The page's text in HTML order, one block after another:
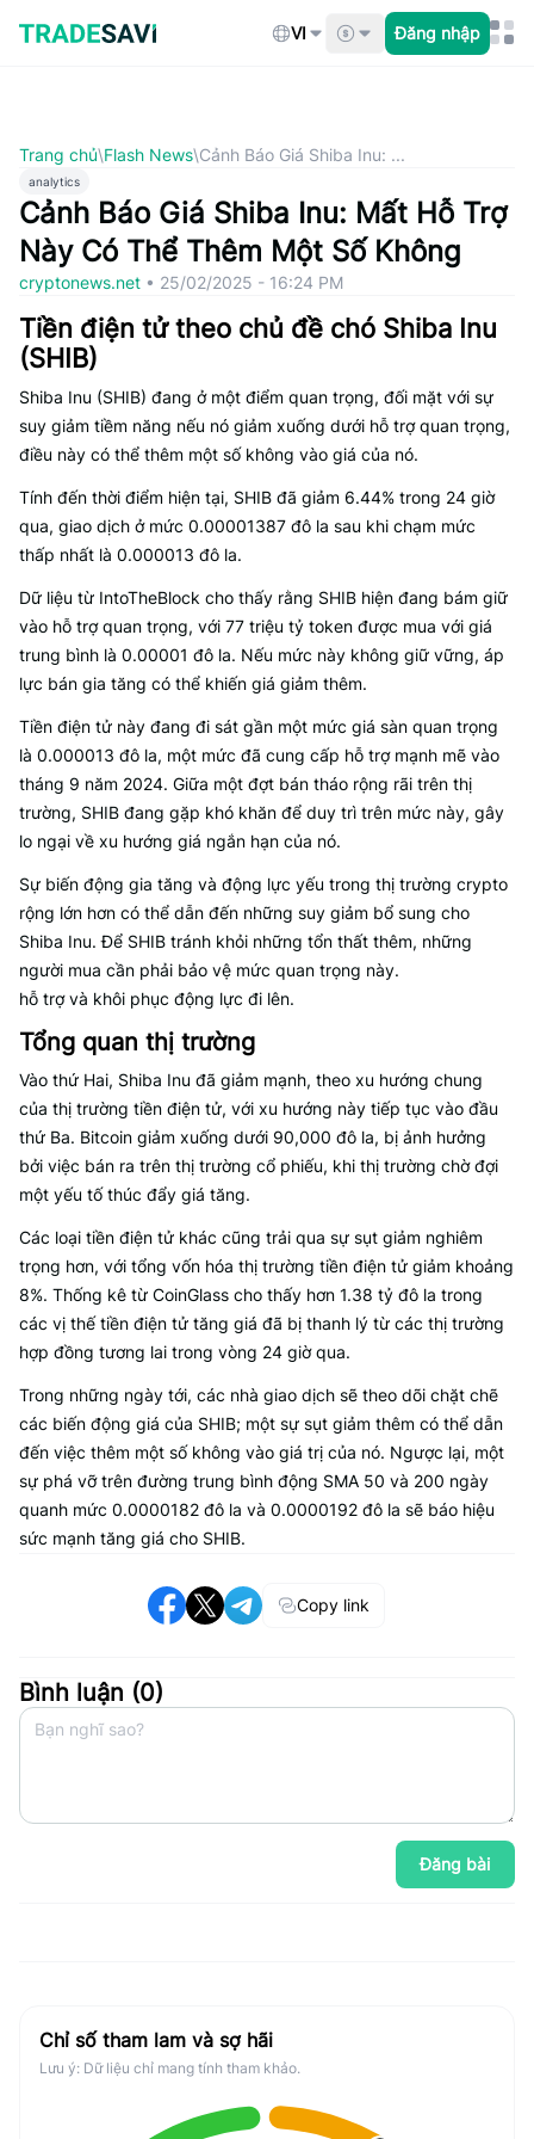
qua
nội
VI Đăng nhập
Trang chủ\Flash News\Cảnh Báo Giá Shiba Inu: ...
analytics
Cảnh Báo Giá Shiba Inu: Mất Hỗ Trợ
Này Có Thể Thêm Một Số Không
cryptonews.net • 25/02/2025 - 16:24 PM
Tiền điện tử theo chủ đề chó Shiba Inu
(SHIB)
Shiba Inu (SHIB) đang ở một điểm quan trọng, đối mặt với sự
suy giảm tiềm năng nếu nó giảm xuống dưới hỗ trợ quan trọng,
điều này có thể thêm một số không vào giá của nó.
Tính đến thời điểm hiện tại, SHIB đã giảm 6.44% trong 24 giờ
qua, giao dịch ở mức 0.00001387 đô la sau khi chạm mức
thấp nhất là 0.000013 đô la.
Dữ liệu từ IntoTheBlock cho thấy rằng SHIB hiện đang bám giữ
vào hỗ trợ quan trọng, với 77 triệu tỷ token được mua với giá
trung bình là 0.00001 đô la. Nếu mức này không giữ vững, áp
lực bán gia tăng có thể khiến giá giảm thêm.
Tiền điện tử này đang đi sát gần một mức giá sàn quan trọng
là 0.000013 đô la, một mức đã cung cấp hỗ trợ mạnh mẽ vào
tháng 9 năm 2024. Giữa một đợt bán tháo rộng rãi trên thị
trường, SHIB đang gặp khó khăn để duy trì trên mức này, gây
lo ngại về xu hướng giá ngắn hạn của nó.
Sự biến động gia tăng và động lực yếu trong thị trường crypto
rộng lớn hơn có thể dẫn đến những suy giảm bổ sung cho
Shiba Inu. Để SHIB tránh khỏi những tổn thất thêm, những
người mua cần phải bảo vệ mức quan trọng này.
hỗ trợ và khôi phục động lực đi lên.
Tổng quan thị trường
Vào thứ Hai, Shiba Inu đã giảm mạnh, theo xu hướng chung
của thị trường tiền điện tử, với xu hướng này tiếp tục vào đầu
thứ Ba. Bitcoin giảm xuống dưới 90,000 đô la, bị ảnh hưởng
bởi việc bán ra trên thị trường cổ phiếu, khi thị trường chờ đợi
một yếu tố thúc đẩy giá tăng.
Các loại tiền điện tử khác cũng trải qua sự sụt giảm nghiêm
trọng hơn, với tổng vốn hóa thị trường tiền điện tử giảm khoảng
8%. Thống kê từ CoinGlass cho thấy hơn 1.38 tỷ đô la trong
các vị thế tiền điện tử tăng giá đã bị thanh lý từ các thị trường
hợp đồng tương lai trong vòng 24 giờ qua.
Trong những ngày tới, các nhà giao dịch sẽ theo dõi chặt chẽ
các biến động giá của SHIB; một sự sụt giảm thêm có thể dẫn
đến việc thêm một số không vào giá trị của nó. Ngược lại, một
sự phá vỡ trên đường trung bình động SMA 50 và 200 ngày
quanh mức 0.0000182 đô la và 0.0000192 đô la sẽ báo hiệu
sức mạnh tăng giá cho SHIB.
Copy link
Bình luận (0)
Đăng bài
Chỉ số tham lam và sợ hãi
Lưu ý: Dữ liệu chỉ mang tính tham khảo.